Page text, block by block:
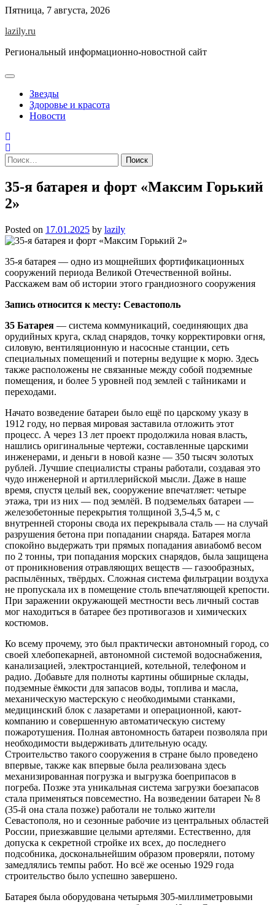
Skip
content
Пятница, 7 августа, 2026
lazily.ru
Региональный информационно-новостной сайт
Звезды
Здоровье и красота
Новости
Найти:
35-я батарея и форт «Максим Горький
2»
Posted on 17.01.2025 by lazily
35-я батарея — одно из мощнейших фортификационных
сооружений периода Великой Отечественной войны.
Расскажем вам об истории этого грандиозного сооружения
Запись относится к месту: Севастополь
35 Батарея — система коммуникаций, соединяющих два
орудийных круга, склад снарядов, точку корректировки огня,
силовую, вентиляционную и насосные станции, сеть
специальных помещений и потерны ведущие к морю. Здесь
также расположены не связанные между собой подземные
помещения, и более 5 уровней под землей с тайниками и
переходами.
Начато возведение батареи было ещё по царскому указу в
1912 году, но первая мировая заставила отложить этот
процесс. А через 13 лет проект продолжила новая власть,
нашлись оригинальные чертежи, составленные царскими
инженерами, и деньги в новой казне — 350 тысяч золотых
рублей. Лучшие специалисты страны работали, создавая это
чудо инженерной и артиллерийской мысли. Даже в наше
время, спустя целый век, сооружение впечатляет: четыре
этажа, три из них — под землёй. В подземельях батареи —
железобетонные перекрытия толщиной 3,5-4,5 м, с
внутренней стороны свода их перекрывала сталь — на случай
разрушения бетона при попадании снаряда. Батарея могла
спокойно выдержать три прямых попадания авиабомб весом
по 2 тонны, три попадания морских снарядов, была защищена
от проникновения отравляющих веществ — газообразных,
распылённых, твёрдых. Сложная система фильтрации воздуха
не пропускала их в помещение столь впечатляющей крепости.
При заражении окружающей местности весь личный состав
мог находиться в батарее без противогазов и химических
костюмов.
Ко всему прочему, это был практически автономный город, со
своей хлебопекарней, автономной системой водоснабжения,
канализацией, электростанцией, котельной, телефоном и
радио. Добавьте для полноты картины обширные склады,
подземные ёмкости для запасов воды, топлива и масла,
механическую мастерскую с необходимыми станками,
медицинский блок с лазаретами и операционной, кают-
компанию и совершенную автоматическую систему
пожаротушения. Полная автономность батареи позволяла при
необходимости выдерживать длительную осаду.
Строительство такого сооружения в стране было проведено
впервые, также как впервые была реализована здесь
механизированная погрузка и выгрузка боеприпасов в
погреба. Позже эта уникальная система загрузки боезапасов
стала применяться повсеместно. На возведении батареи № 8
(35-й она стала позже) работали не только жители
Севастополя, но и сезонные рабочие из центральных областей
России, приезжавшие целыми артелями. Естественно, для
допуска к секретной стройке их всех, до последнего
подсобника, доскональнейшим образом проверяли, потому
замедлялись темпы работ. Но всё же осенью 1929 года
строительство было успешно завершено.
Батарея была оборудована четырьмя 305-миллиметровыми